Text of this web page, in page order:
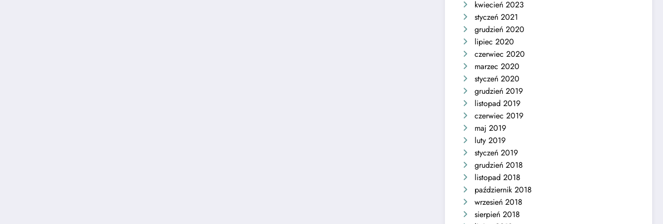
kwiecień 2023
styczeń 2021
grudzień 2020
lipiec 2020
czerwiec 2020
marzec 2020
styczeń 2020
grudzień 2019
listopad 2019
czerwiec 2019
maj 2019
luty 2019
styczeń 2019
grudzień 2018
listopad 2018
październik 2018
wrzesień 2018
sierpień 2018